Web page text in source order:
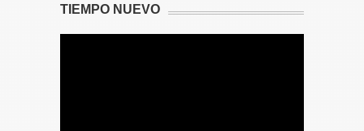
TIEMPO NUEVO